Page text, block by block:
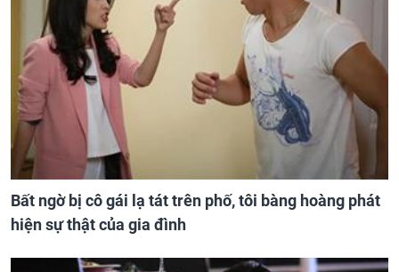
Bất ngờ bị cô gái lạ tát trên phố, tôi bàng hoàng phát
hiện sự thật của gia đình